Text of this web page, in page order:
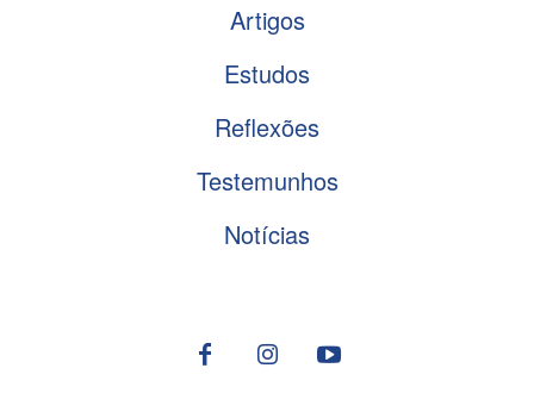
Artigos
Estudos
Reflexões
Testemunhos
Notícias